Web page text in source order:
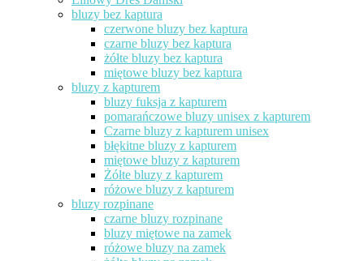
bluzy bez kaptura
czerwone bluzy bez kaptura
czarne bluzy bez kaptura
żółte bluzy bez kaptura
miętowe bluzy bez kaptura
bluzy z kapturem
bluzy fuksja z kapturem
pomarańczowe bluzy unisex z kapturem
Czarne bluzy z kapturem unisex
błękitne bluzy z kapturem
miętowe bluzy z kapturem
Żółte bluzy z kapturem
różowe bluzy z kapturem
bluzy rozpinane
czarne bluzy rozpinane
bluzy miętowe na zamek
różowe bluzy na zamek